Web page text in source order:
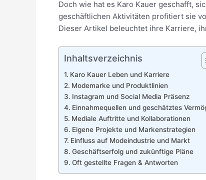
Doch wie hat es Karo Kauer geschafft,
geschäftlichen Aktivitäten profitiert sie
Dieser Artikel beleuchtet ihre Karriere,
Inhaltsverzeichnis
Karo Kauer Leben und Karriere
Modemarke und Produktlinien
Instagram und Social Media Präsenz
Einnahmequellen und geschätztes
Mediale Auftritte und Kollaborationen
Eigene Projekte und Markenstrategien
Einfluss auf Modeindustrie und Markt
Geschäftserfolg und zukünftige Pläne
Oft gestellte Fragen & Antworten